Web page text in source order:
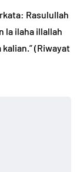
Rasulullah
(Riwayat